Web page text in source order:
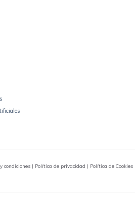
condiciones | Política de privacidad | Política de Cookies